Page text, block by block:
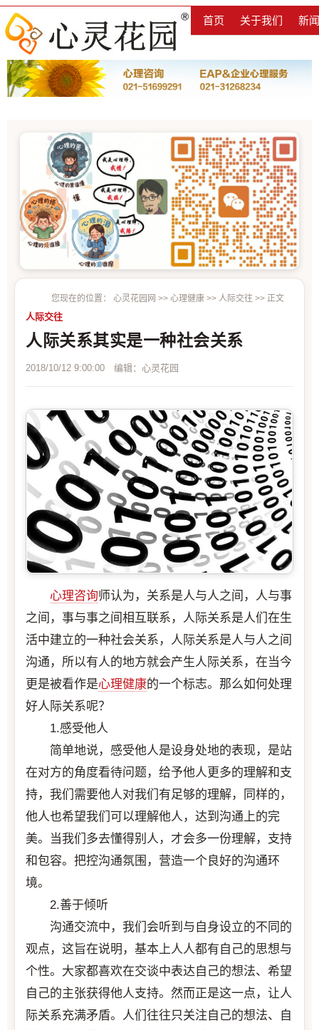
首页 关于我们 新
您现在的位置： 心灵花园网 >> 心理健康 >> 人际交往 >> 正文
人际交往
人际关系其实是一种社会关系
2018/10/12 9:00:00 编辑：心灵花园
心理咨询师认为，关系是人与人之间，人与事
之间，事与事之间相互联系，人际关系是人们在生
活中建立的一种社会关系，人际关系是人与人之间
沟通，所以有人的地方就会产生人际关系，在当今
更是被看作是心理健康的一个标志。那么如何处理
好人际关系呢？
1.感受他人
简单地说，感受他人是设身处地的表现，是站
在对方的角度看待问题，给予他人更多的理解和支
持，我们需要他人对我们有足够的理解，同样的，
他人也希望我们可以理解他人，达到沟通上的完
美。当我们多去懂得别人，才会多一份理解，支持
和包容。把控沟通氛围，营造一个良好的沟通环
境。
2.善于倾听
沟通交流中，我们会听到与自身设立的不同的
观点，这旨在说明，基本上人人都有自己的思想与
个性。大家都喜欢在交谈中表达自己的想法、希望
自己的主张获得他人支持。然而正是这一点，让人
际关系充满矛盾。人们往往只关注自己的想法、自